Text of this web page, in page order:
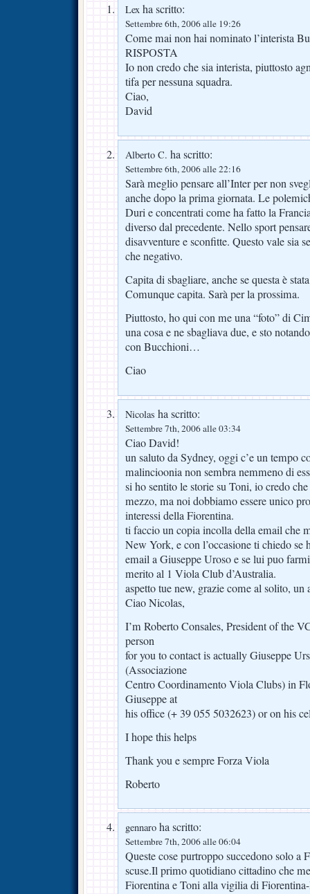
Lex ha scritto:
Settembre 6th, 2006 alle 19:26
Come mai non hai nominato l’interista
RISPOSTA
Io non credo che sia interista, piuttosto
tifa per nessuna squadra.
Ciao,
David
Alberto C. ha scritto:
Settembre 6th, 2006 alle 22:16
Sarà meglio pensare all’Inter per non
anche dopo la prima giornata. Le
Duri e concentrati come ha fatto la
diverso dal precedente. Nello sport
disavventure e sconfitte. Questo vale sia
che negativo.
Capita di sbagliare, anche se questa è
Comunque capita. Sarà per la prossima.
Piuttosto, ho qui con me una “foto” di
una cosa e ne sbagliava due, e sto
con Bucchioni…
Ciao
Nicolas ha scritto:
Settembre 7th, 2006 alle 03:34
Ciao David!
un saluto da Sydney, oggi c’e un tempo
malincioonia non sembra nemmeno di
si ho sentito le storie su Toni, io credo
mezzo, ma noi dobbiamo essere unico
interessi della Fiorentina.
ti faccio un copia incolla della email che
New York, e con l’occasione ti chiedo se
email a Giuseppe Uroso e se lui puo
merito al 1 Viola Club d’Australia.
aspetto tue new, grazie come al solito,
Ciao Nicolas,
I’m Roberto Consales, President of the
person
for you to contact is actually Giuseppe
(Associazione
Centro Coordinamento Viola Clubs) in
Giuseppe at
his office (+ 39 055 5032623) or on his
I hope this helps
Thank you e sempre Forza Viola
Roberto
gennaro ha scritto:
Settembre 7th, 2006 alle 06:04
Queste cose purtroppo succedono solo a
scuse.Il primo quotidiano cittadino che
Fiorentina e Toni alla vigilia di